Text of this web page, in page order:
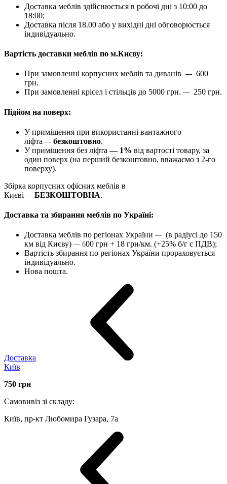
Доставка меблів здійснюється в робочі дні з 10:00 до
18:00;
Доставка після 18.00 або у вихідні дні обговорюється
індивідуально.
Вартість доставки меблів по м.Києву:
При замовленні корпусних меблів та диванів — 600
грн.
При замовленні крісел і стільців до 5000 грн. — 250 грн.
Підйом на поверх:
У приміщення при використанні вантажного
ліфта — безкоштовно.
У приміщення без ліфта— 1% від вартості товару, за
один поверх (на перший безкоштовно, вважаємо з 2-го
поверху).
Збірка корпусних офісних меблів в
Києві — БЕЗКОШТОВНА.
Доставка та збирання меблів по Україні:
Доставка меблів по регіонах України — (в радіусі до 150
км від Києву) — 600 грн + 18 грн/км. (+25% б/г с ПДВ);
Вартість збирання по регіонах України прораховується
індивідуально.
Нова пошта.
Доставка
Київ
750 грн
Самовивіз зі складу:
Київ, пр-кт Любомира Гузара, 7а